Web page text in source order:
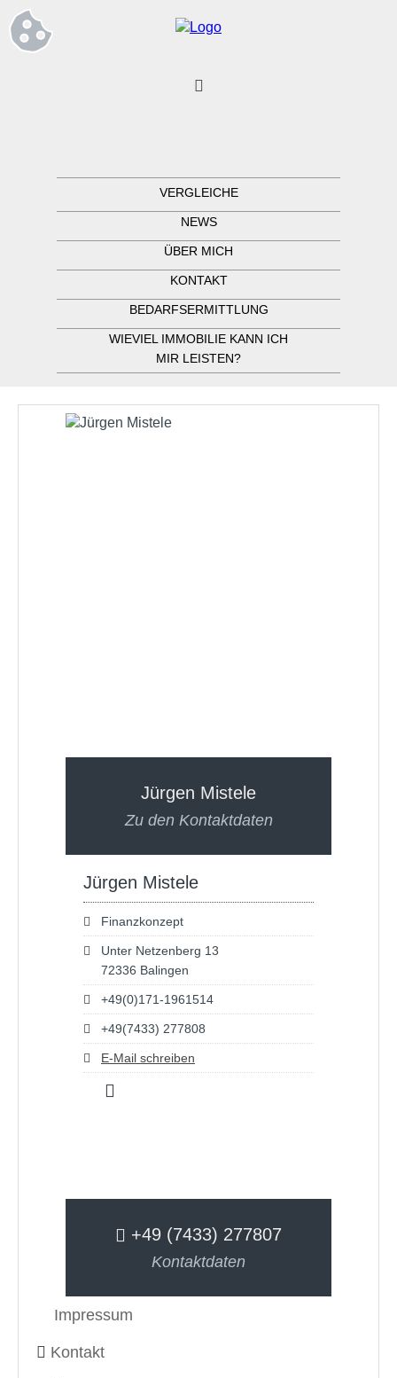
VERGLEICHE
NEWS
ÜBER MICH
KONTAKT
BEDARFSERMITTLUNG
WIEVIEL IMMOBILIE KANN ICH
MIR LEISTEN?
Jürgen Mistele
Zu den Kontaktdaten
Jürgen Mistele
Finanzkonzept
Unter Netzenberg 13
72336 Balingen
+49(0)171-1961514
+49(7433) 277808
E-Mail schreiben
+49 (7433) 277807
Kontaktdaten
Impressum
Kontakt